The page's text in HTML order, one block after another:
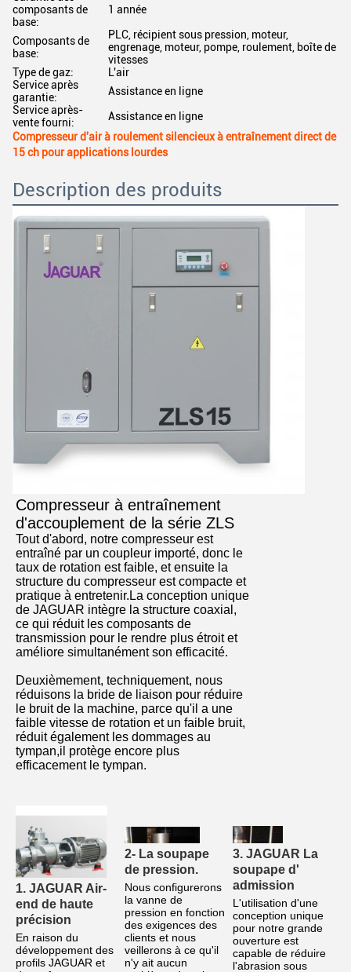
composants de
base:
1 année
Composants de
base:
PLC, récipient sous pression, moteur,
engrenage, moteur, pompe, roulement, boîte de
vitesses
Type de gaz:
L'air
Service après
garantie:
Assistance en ligne
Service après-
vente fourni:
Assistance en ligne
Compresseur d'air à roulement silencieux à entraînement direct de
15 ch pour applications lourdes
Description des produits
Compresseur à entraînement
d'accouplement de la série ZLS
Tout d'abord, notre compresseur est
entraîné par un coupleur importé, donc le
taux de rotation est faible, et ensuite la
structure du compresseur est compacte et
pratique à entretenir.La conception unique
de JAGUAR intègre la structure coaxial,
ce qui réduit les composants de
transmission pour le rendre plus étroit et
améliore simultanément son efficacité.
Deuxièmement, techniquement, nous
réduisons la bride de liaison pour réduire
le bruit de la machine, parce qu'il a une
faible vitesse de rotation et un faible bruit,
réduit également les dommages au
tympan,il protège encore plus
efficacement le tympan.
1. JAGUAR Air-
end de haute
précision
En raison du
développement des
profils JAGUAR et
2- La soupape
de pression.
Nous configurerons
la vanne de
pression en fonction
des exigences des
clients et nous
veillerons à ce qu'il
n'y ait aucun
3. JAGUAR La
soupape d'
admission
L'utilisation d'une
conception unique
pour notre grande
ouverture est
capable de réduire
l'abrasion sous